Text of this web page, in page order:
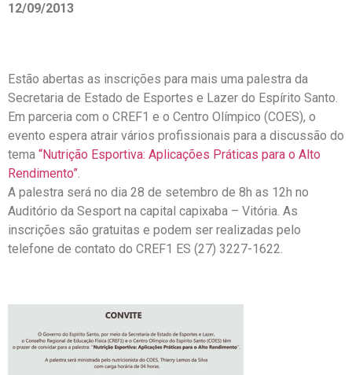
12/09/2013
Estão abertas as inscrições para mais uma palestra da
Secretaria de Estado de Esportes e Lazer do Espírito Santo.
Em parceria com o CREF1 e o Centro Olímpico (COES), o
evento espera atrair vários profissionais para a discussão do
tema “Nutrição Esportiva: Aplicações Práticas para o Alto
Rendimento”.
A palestra será no dia 28 de setembro de 8h as 12h no
Auditório da Sesport na capital capixaba – Vitória. As
inscrições são gratuitas e podem ser realizadas pelo
telefone de contato do CREF1 ES (27) 3227-1622.